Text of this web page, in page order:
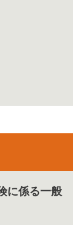
に係る一般